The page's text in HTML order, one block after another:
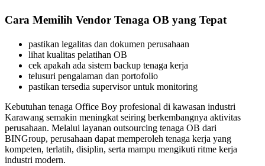
Cara Memilih Vendor Tenaga OB yang Tepat
pastikan legalitas dan dokumen perusahaan
lihat kualitas pelatihan OB
cek apakah ada sistem backup tenaga kerja
telusuri pengalaman dan portofolio
pastikan tersedia supervisor untuk monitoring
Kebutuhan tenaga Office Boy profesional di kawasan industri
Karawang semakin meningkat seiring berkembangnya aktivitas
perusahaan. Melalui layanan outsourcing tenaga OB dari
BINGroup, perusahaan dapat memperoleh tenaga kerja yang
kompeten, terlatih, disiplin, serta mampu mengikuti ritme kerja
industri modern.